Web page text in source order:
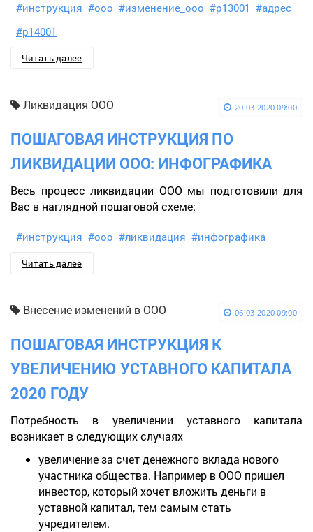
#инструкция #ооо #изменение_ооо #р13001 #адрес
#р14001
Читать далее
Ликвидация ООО 20.03.2020 09:00
ПОШАГОВАЯ ИНСТРУКЦИЯ ПО
ЛИКВИДАЦИИ ООО: ИНФОГРАФИКА
Весь процесс ликвидации ООО мы подготовили для
Вас в наглядной пошаговой схеме:
#инструкция #ооо #ликвидация #инфографика
Читать далее
Внесение изменений в ООО 06.03.2020 09:00
ПОШАГОВАЯ ИНСТРУКЦИЯ К
УВЕЛИЧЕНИЮ УСТАВНОГО КАПИТАЛА
2020 ГОДУ
Потребность в увеличении уставного капитала
возникает в следующих случаях
увеличение за счет денежного вклада нового
участника общества. Например в ООО пришел
инвестор, который хочет вложить деньги в
уставной капитал, тем самым стать
учредителем.